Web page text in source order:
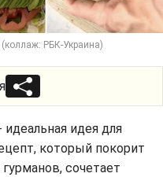
(коллаж: РБК-Украина)
идея для
который покорит
сочетает